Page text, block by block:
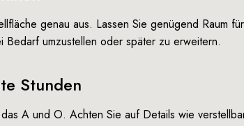
genau aus. Lassen Sie genügend Raum
umzustellen oder später zu erweitern.
Stunden
A und O. Achten Sie auf Details wie